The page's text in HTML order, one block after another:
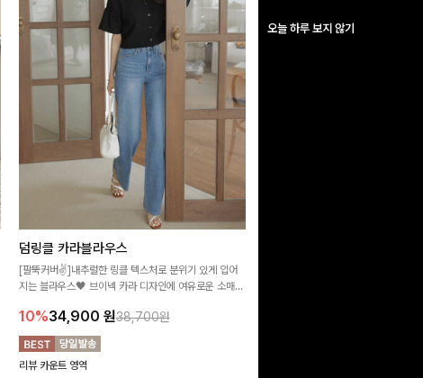
오늘 하루 보지 않기
덤링클 카라블라우스
[팔뚝커버✌]내추럴한 링클 텍스처로 분위기 있게 입어
지는 블라우스🖤 브이넥 카라 디자인에 여유로운 소매핏
10%34,900 원38,700원
리뷰 카운트 영역